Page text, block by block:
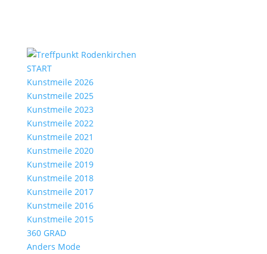
START
Kunstmeile 2026
Kunstmeile 2025
Kunstmeile 2023
Kunstmeile 2022
Kunstmeile 2021
Kunstmeile 2020
Kunstmeile 2019
Kunstmeile 2018
Kunstmeile 2017
Kunstmeile 2016
Kunstmeile 2015
360 GRAD
Anders Mode